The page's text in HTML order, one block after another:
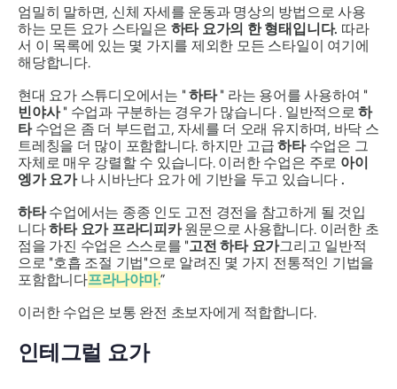
엄밀히 말하면, 신체 자세를 운동과 명상의 방법으로 사용
하는 모든 요가 스타일은 하타 요가의 한 형태입니다. 따라
서 이 목록에 있는 몇 가지를 제외한 모든 스타일이 여기에
해당합니다.
현대 요가 스튜디오에서는 "하타" 라는 용어를 사용하여 "
빈야사" 수업과 구분하는 경우가 많습니다 . 일반적으로하
타수업은 좀 더 부드럽고, 자세를 더 오래 유지하며, 바닥 스
트레칭을 더 많이 포함합니다. 하지만 고급하타수업은 그
자체로 매우 강렬할 수 있습니다. 이러한 수업은 주로 아이
엥가 요가나 시바난다 요가 에 기반을 두고 있습니다 .
하타수업에서는 종종 인도 고전 경전을 참고하게 될 것입
니다하타 요가 프라디피카원문으로 사용합니다. 이러한 초
점을 가진 수업은 스스로를 "고전 하타 요가그리고 일반적
으로 "호흡 조절 기법"으로 알려진 몇 가지 전통적인 기법을
포함합니다프라나야마.”
이러한 수업은 보통 완전 초보자에게 적합합니다.
인테그럴 요가